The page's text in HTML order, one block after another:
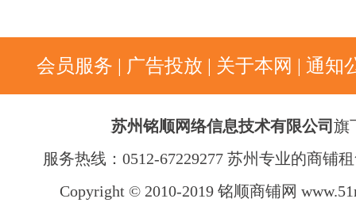
会员服务 | 广告投放 | 关于本网 | 通知
苏州铭顺网络信息技术有限公司 旗
服务热线：0512-67229277 苏州专业的商铺
Copyright © 2010-2019 铭顺商铺网